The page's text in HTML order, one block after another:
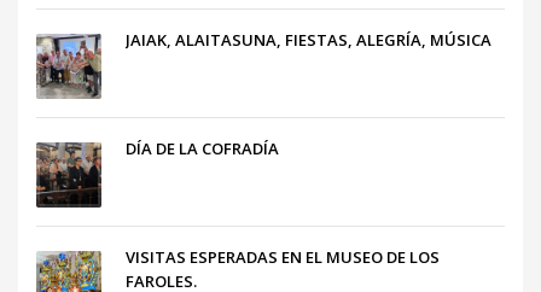
JAIAK, ALAITASUNA, FIESTAS, ALEGRÍA, MÚSICA
DÍA DE LA COFRADÍA
VISITAS ESPERADAS EN EL MUSEO DE LOS
FAROLES.